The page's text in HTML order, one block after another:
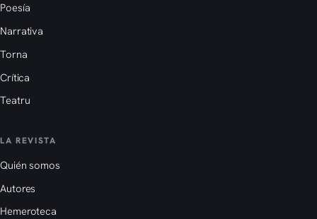
Poesía
Narrativa
Torna
Crítica
Teatru
LA REVISTA
Quién somos
Autores
Hemeroteca